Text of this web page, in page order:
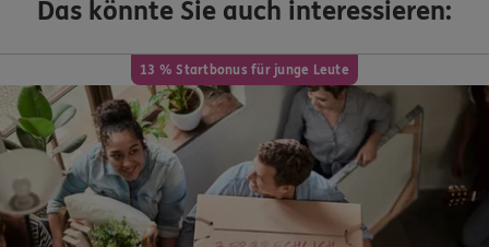
Das könnte Sie auch interessieren:
13 % Startbonus für junge Leute